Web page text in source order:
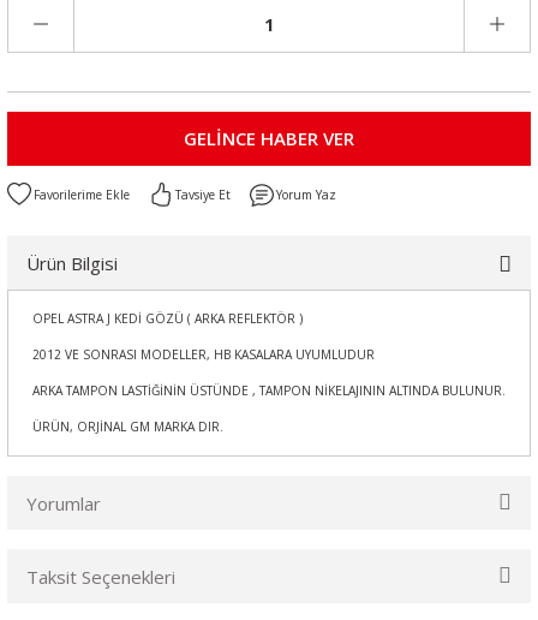
GELİNCE HABER VER
Tavsiye Et Yorum Yaz
Ürün Bilgisi
OPEL ASTRA J KEDİ GÖZÜ ( ARKA REFLEKTÖR )
2012 VE SONRASI MODELLER, HB KASALARA UYUMLUDUR
ARKA TAMPON LASTİĞİNİN ÜSTÜNDE , TAMPON NİKELAJININ ALTINDA BULUNUR.
ÜRÜN, ORJİNAL GM MARKA DIR.
Yorumlar
Taksit Seçenekleri